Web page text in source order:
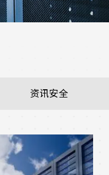
资讯安全